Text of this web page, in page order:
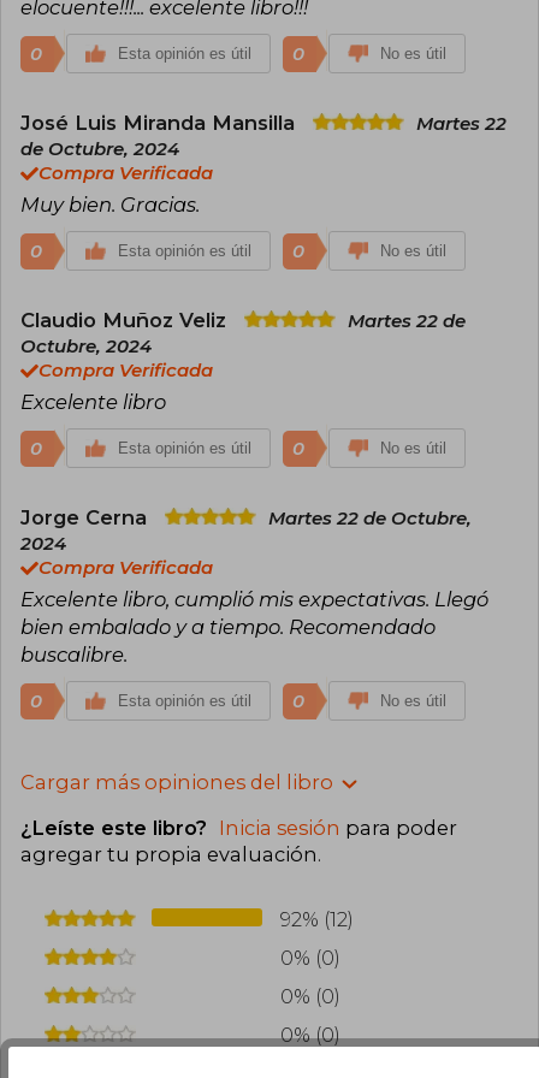
elocuente!!!... excelente libro!!!
0 Esta opinión es útil 0 No es útil
José Luis Miranda Mansilla
Martes 22
de Octubre, 2024
Compra Verificada
Muy bien. Gracias.
0 Esta opinión es útil 0 No es útil
Claudio Muñoz Veliz
Martes 22 de
Octubre, 2024
Compra Verificada
Excelente libro
0 Esta opinión es útil 0 No es útil
Jorge Cerna
Martes 22 de Octubre,
2024
Compra Verificada
Excelente libro, cumplió mis expectativas. Llegó
bien embalado y a tiempo. Recomendado
buscalibre.
0 Esta opinión es útil 0 No es útil
Cargar más opiniones del libro
¿Leíste este libro? Inicia sesión para poder
agregar tu propia evaluación.
92% (12)
0% (0)
0% (0)
0% (0)